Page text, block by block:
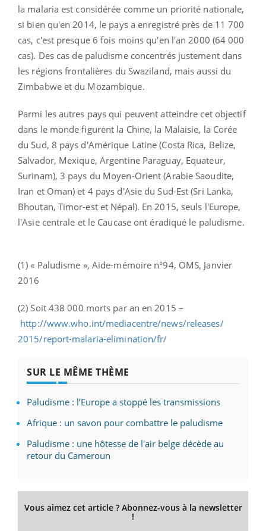
la malaria est considérée comme un priorité nationale,
si bien qu'en 2014, le pays a enregistré près de 11 700
cas, c'est presque 6 fois moins qu'en l'an 2000 (64 000
cas). Des cas de paludisme concentrés justement dans
les régions frontalières du Swaziland, mais aussi du
Zimbabwe et du Mozambique.
Parmi les autres pays qui peuvent atteindre cet objectif
dans le monde figurent la Chine, la Malaisie, la Corée
du Sud, 8 pays d'Amérique Latine (Costa Rica, Belize,
Salvador, Mexique, Argentine Paraguay, Equateur,
Surinam), 3 pays du Moyen-Orient (Arabie Saoudite,
Iran et Oman) et 4 pays d'Asie du Sud-Est (Sri Lanka,
Bhoutan, Timor-est et Népal). En 2015, seuls l'Europe,
l'Asie centrale et le Caucase ont éradiqué le paludisme.
(1) « Paludisme », Aide-mémoire n°94, OMS, Janvier
2016
(2) Soit 438 000 morts par an en 2015 –
http://www.who.int/mediacentre/news/releases/
2015/report-malaria-elimination/fr/
SUR LE MÊME THÈME
Paludisme : l’Europe a stoppé les transmissions
Afrique : un savon pour combattre le paludisme
Paludisme : une hôtesse de l'air belge décède au
retour du Cameroun
Vous aimez cet article ? Abonnez-vous à la newsletter
!